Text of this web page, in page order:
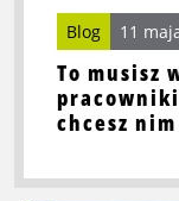
To musisz
chcesz
Blog 11
chcesz
zostać